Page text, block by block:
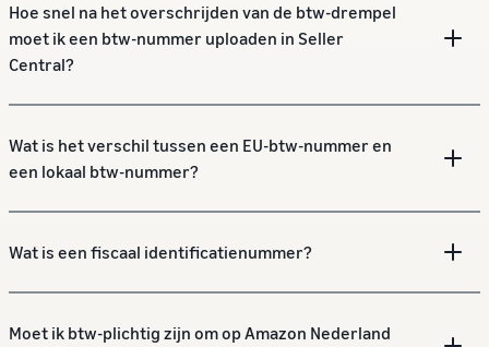
Hoe snel na het overschrijden van de btw-drempel
moet ik een btw-nummer uploaden in Seller
Central?
Wat is het verschil tussen een EU-btw-nummer en
een lokaal btw-nummer?
Wat is een fiscaal identificatienummer?
Moet ik btw-plichtig zijn om op Amazon Nederland